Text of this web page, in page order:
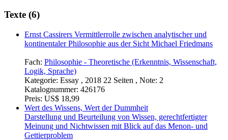
Texte (6)
Ernst Cassirers Vermittlerrolle zwischen analytischer und
kontinentaler Philosophie aus der Sicht Michael Friedmans
Fach: Philosophie - Theoretische (Erkenntnis, Wissenschaft,
Logik, Sprache)
Kategorie: Essay , 2018 22 Seiten , Note: 2
Katalognummer: 426176
Preis: US$ 18,99
Wert des Wissens, Wert der Dummheit
Darstellung und Beurteilung von Wissen, gerechtfertigter
Meinung und Nichtwissen mit Blick auf das Menon- und
Gettierproblem